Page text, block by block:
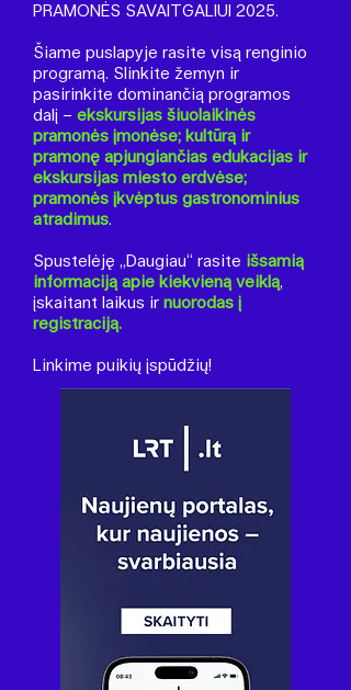
PRAMONĖS SAVAITGALIUI 2025.
Šiame puslapyje rasite visą renginio
programą. Slinkite žemyn ir
pasirinkite dominančią programos
dalį – ekskursijas šiuolaikinės
pramonės įmonėse; kultūrą ir
pramonę apjungiančias edukacijas ir
ekskursijas miesto erdvėse;
pramonės įkvėptus gastronominius
atradimus.
Spustelėję „Daugiau“ rasite išsamią
informaciją apie kiekvieną veiklą,
įskaitant laikus ir nuorodas į
registraciją.
Linkime puikių įspūdžių!